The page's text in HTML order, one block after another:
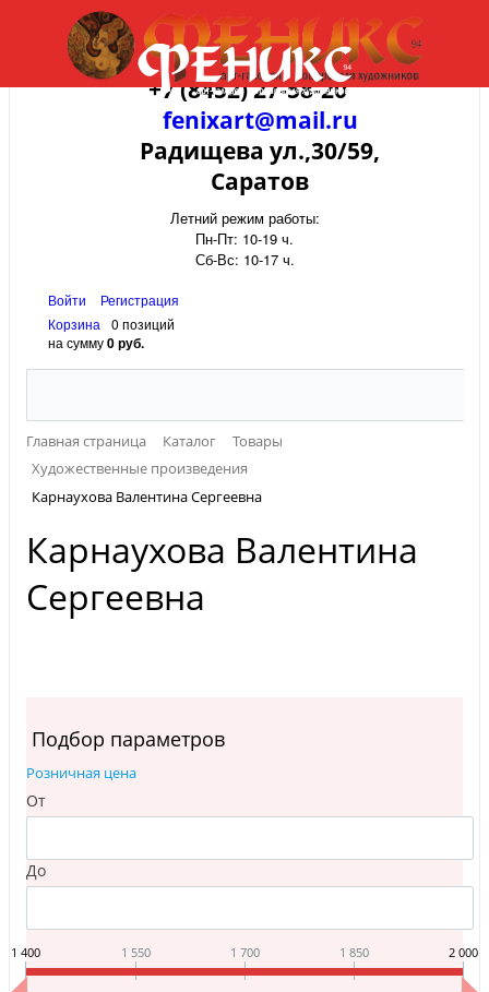
+7 (8452) 27-58-20
fenixart@mail.ru
Радищева ул.,30/59,
Саратов
Летний режим работы:
Пн-Пт: 10-19 ч.
Сб-Вс: 10-17 ч.
Войти
Регистрация
Корзина
0 позиций
на сумму0 руб.
Главная страница Каталог
Товары
Художественные произведения
Карнаухова Валентина Сергеевна
Карнаухова Валентина
Сергеевна
Подбор параметров
Розничная цена
От
До
1 400 1 550 1 700 1 850 2 000